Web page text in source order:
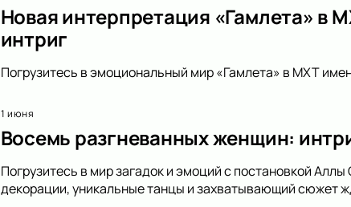
Новая интерпретация «Гамлета» в
интриг
Погрузитесь в эмоциональный мир «Гамлета» в МХТ
1 июня
Восемь разгневанных женщин:
Погрузитесь в мир загадок и эмоций с постановкой
декорации, уникальные танцы и захватывающий сюжет